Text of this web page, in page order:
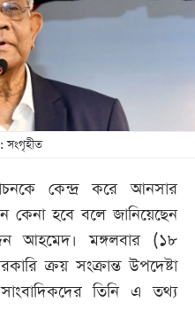
সংগৃহীত
কেন্দ্র করে আনসার
কেনা হবে বলে জানিয়েছেন
আহমেদ। মঙ্গলবার (১৮
ক্রয় সংক্রান্ত উপদেষ্টা
তিনি এ তথ্য